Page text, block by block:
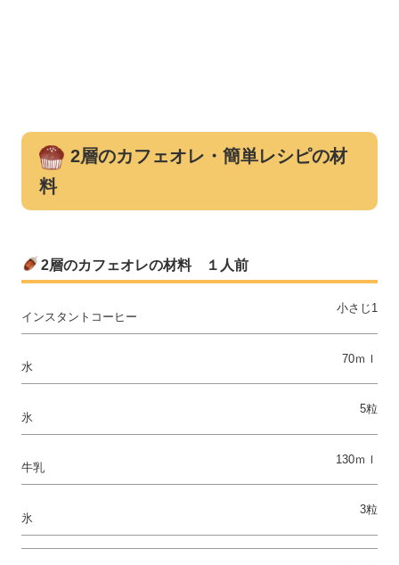
2層のカフェオレ・簡単レシピの材
料
2層のカフェオレの材料 １人前
インスタントコーヒー
小さじ1
水
70ｍｌ
氷
5粒
牛乳
130ｍｌ
氷
3粒